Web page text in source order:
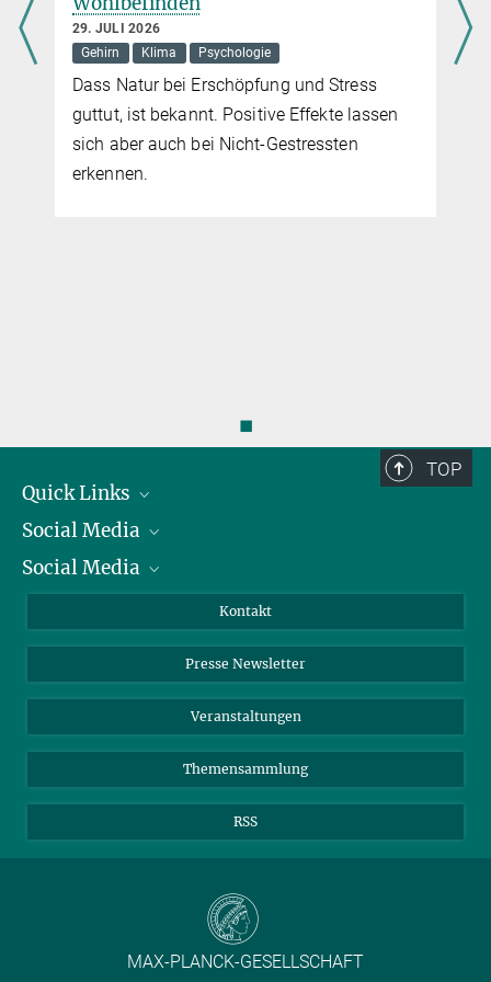
29. JULI 2026
Gehirn
Klima Psychologie
Dass Natur bei Erschöpfung und Stress
guttut, ist bekannt. Positive Effekte lassen
sich aber auch bei Nicht-Gestressten
erkennen.
◼
TOP
Quick Links
Präsident
Zahlen und Fakten
Social Media
Bluesky
TikTok
Social Media
Instagram
YouTube
Kontakt
Presse Newsletter
Veranstaltungen
Themensammlung
RSS
MAX-PLANCK-GESELLSCHAFT